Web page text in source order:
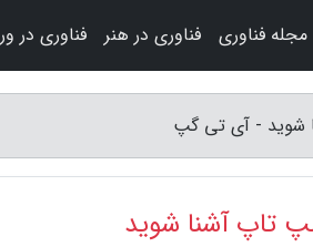
مجله فناوری فناوری در هنر فناوری در